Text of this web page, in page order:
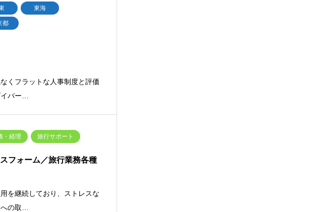
東海
都
くフラットな人事制度と評価
バー…
・経理 旅行サポート
フォーム／旅行業務各種
を継続しており、ストレスな
の取…